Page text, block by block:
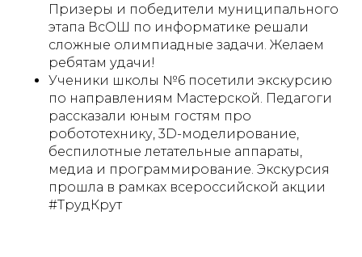
Призеры и победители муниципального
этапа ВсОШ по информатике решали
сложные олимпиадные задачи. Желаем
ребятам удачи!
Ученики школы №6 посетили экскурсию
по направлениям Мастерской. Педагоги
рассказали юным гостям про
робототехнику, 3D-моделирование,
беспилотные летательные аппараты,
медиа и программирование. Экскурсия
прошла в рамках всероссийской акции
#ТрудКрут